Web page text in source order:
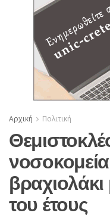
Αρχική Πολιτική
βραχιολάκι
του έτους